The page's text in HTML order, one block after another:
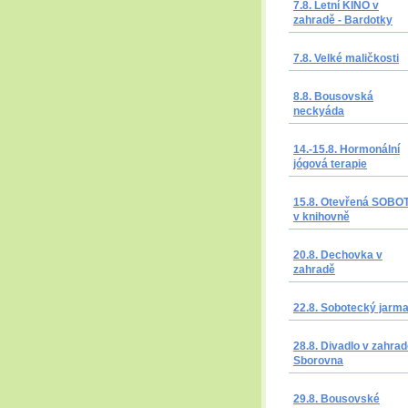
7.8. Letní KINO v
zahradě - Bardotky
7.8. Velké maličkosti
8.8. Bousovská
neckyáda
14.-15.8. Hormonální
jógová terapie
15.8. Otevřená
v knihovně
20.8. Dechovka v
zahradě
22.8. Sobotecký
28.8. Divadlo v
Sborovna
29.8. Bousovské